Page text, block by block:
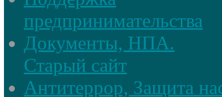
предпринимательства
Документы, НПА.
Старый сайт
Антитеррор, Защита